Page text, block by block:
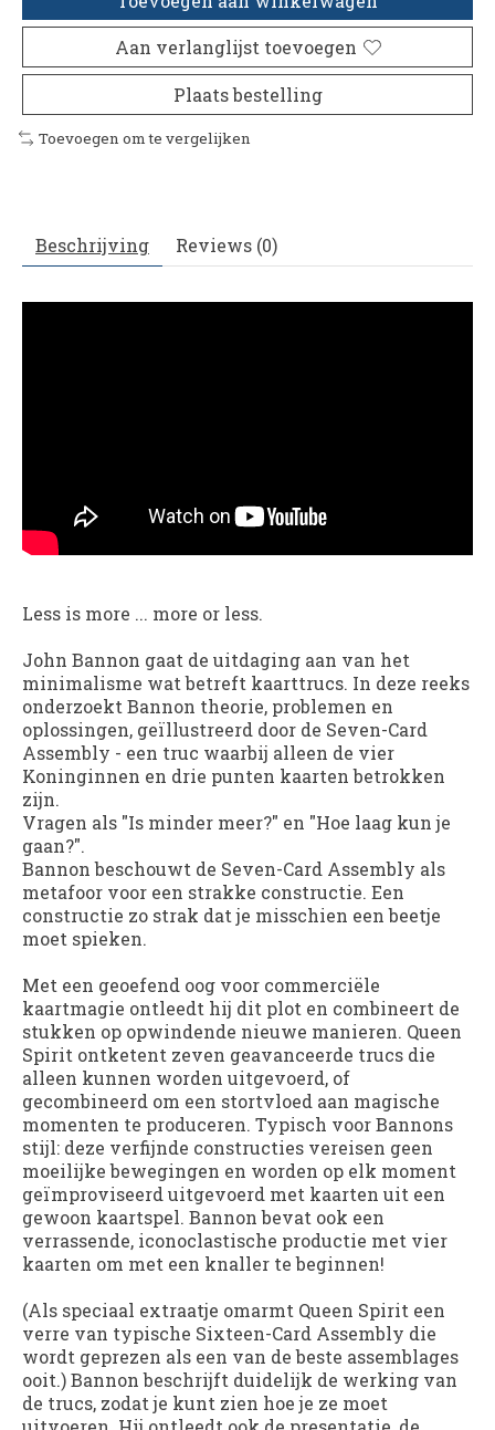
Aan verlanglijst toevoegen
Plaats bestelling
Toevoegen om te vergelijken
Beschrijving Reviews (0)
Less is more ... more or less.
John Bannon gaat de uitdaging aan van het
minimalisme wat betreft kaarttrucs. In deze reeks
onderzoekt Bannon theorie, problemen en
oplossingen, geïllustreerd door de Seven-Card
Assembly - een truc waarbij alleen de vier
Koninginnen en drie punten kaarten betrokken
zijn.
Vragen als "Is minder meer?" en "Hoe laag kun je
gaan?".
Bannon beschouwt de Seven-Card Assembly als
metafoor voor een strakke constructie. Een
constructie zo strak dat je misschien een beetje
moet spieken.
Met een geoefend oog voor commerciële
kaartmagie ontleedt hij dit plot en combineert de
stukken op opwindende nieuwe manieren. Queen
Spirit ontketent zeven geavanceerde trucs die
alleen kunnen worden uitgevoerd, of
gecombineerd om een ​​stortvloed aan magische
momenten te produceren. Typisch voor Bannons
stijl: deze verfijnde constructies vereisen geen
moeilijke bewegingen en worden op elk moment
geïmproviseerd uitgevoerd met kaarten uit een
gewoon kaartspel. Bannon bevat ook een
verrassende, iconoclastische productie met vier
kaarten om met een knaller te beginnen!
(Als speciaal extraatje omarmt Queen Spirit een
verre van typische Sixteen-Card Assembly die
wordt geprezen als een van de beste assemblages
ooit.) Bannon beschrijft duidelijk de werking van
de trucs, zodat je kunt zien hoe je ze moet